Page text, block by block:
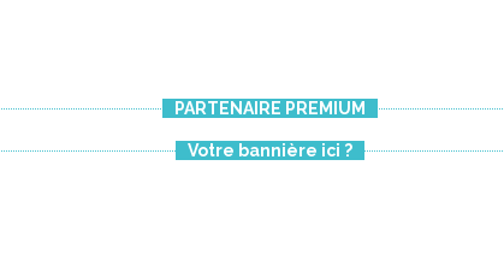
PARTENAIRE PREMIUM
Votre bannière ici ?